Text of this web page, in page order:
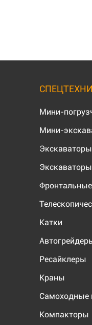
Мини-
Мини-
Экскаваторы
Катки
Ресайклеры
Краны
Самоходные
Компакторы